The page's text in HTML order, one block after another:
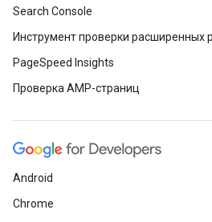
Search Console
Инструмент проверки расширенных
PageSpeed Insights
Проверка AMP-страниц
Android
Chrome